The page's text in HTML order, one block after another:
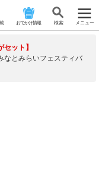
おでかけ情報 検 索 メニュー
セット】
なとみらいフェスティバ